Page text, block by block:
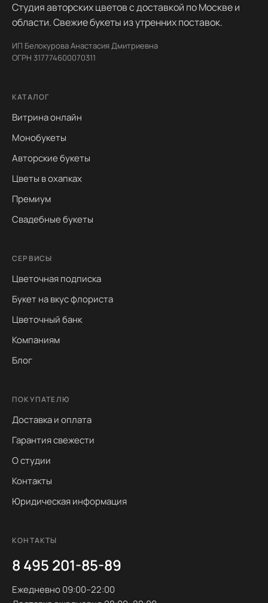
Студия авторских цветов с доставкой по Москве и
области. Свежие букеты из утренних поставок.
ИП Белокурова Анастасия Дмитриевна
ОГРН 317774600070311
КАТАЛОГ
Витрина онлайн
Монобукеты
Авторские букеты
Цветы в охапках
Премиум
Свадебные букеты
СЕРВИСЫ
Цветочная подписка
Букет на вкус флориста
Цветочный банк
Компаниям
Блог
ПОКУПАТЕЛЮ
Доставка и оплата
Гарантия свежести
О студии
Контакты
Юридическая информация
КОНТАКТЫ
8 495 201-85-89
Ежедневно 09:00–22:00